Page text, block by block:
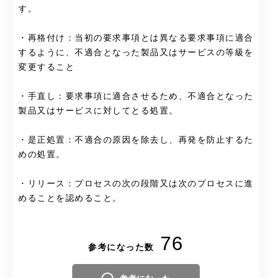
す。
・再格付け：当初の要求事項とは異なる要求事項に適合
するように、不適合となった製品又はサービスの等級を
変更すること
・手直し：要求事項に適合させるため、不適合となった
製品又はサービスに対してとる処置。
・是正処置：不適合の原因を除去し、再発を防止するた
めの処置。
・リリース：プロセスの次の段階又は次のプロセスに進
めることを認めること。
参考になった数 76